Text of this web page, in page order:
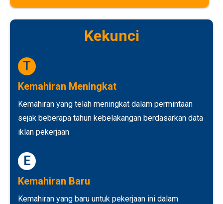
Kekunci
T
Kemahiran Meningkat
Kemahiran yang telah meningkat dalam permintaan
sejak beberapa tahun kebelakangan berdasarkan data
iklan pekerjaan
E
Kemahiran Baru
Kemahiran yang baru untuk pekerjaan ini dalam